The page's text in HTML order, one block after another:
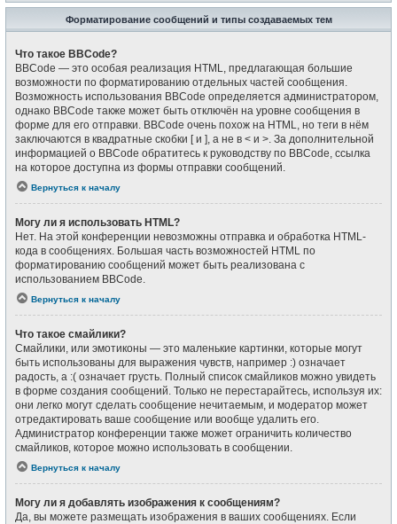
Форматирование сообщений и типы создаваемых тем
Что такое BBCode?
BBCode — это особая реализация HTML, предлагающая большие
возможности по форматированию отдельных частей сообщения.
Возможность использования BBCode определяется администратором,
однако BBCode также может быть отключён на уровне сообщения в
форме для его отправки. BBCode очень похож на HTML, но теги в нём
заключаются в квадратные скобки [ и ], а не в < и >. За дополнительной
информацией о BBCode обратитесь к руководству по BBCode, ссылка
на которое доступна из формы отправки сообщений.
Вернуться к началу
Могу ли я использовать HTML?
Нет. На этой конференции невозможны отправка и обработка HTML-
кода в сообщениях. Большая часть возможностей HTML по
форматированию сообщений может быть реализована с
использованием BBCode.
Вернуться к началу
Что такое смайлики?
Смайлики, или эмотиконы — это маленькие картинки, которые могут
быть использованы для выражения чувств, например :) означает
радость, а :( означает грусть. Полный список смайликов можно увидеть
в форме создания сообщений. Только не перестарайтесь, используя их:
они легко могут сделать сообщение нечитаемым, и модератор может
отредактировать ваше сообщение или вообще удалить его.
Администратор конференции также может ограничить количество
смайликов, которое можно использовать в сообщении.
Вернуться к началу
Могу ли я добавлять изображения к сообщениям?
Да, вы можете размещать изображения в ваших сообщениях. Если